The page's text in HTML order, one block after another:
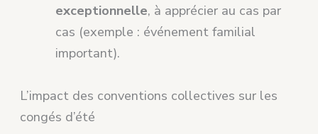
exceptionnelle, à apprécier au cas par
cas (exemple : événement familial
important).
L’impact des conventions collectives sur les
congés d’été